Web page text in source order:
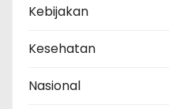
Kebijakan
Kesehatan
Nasional